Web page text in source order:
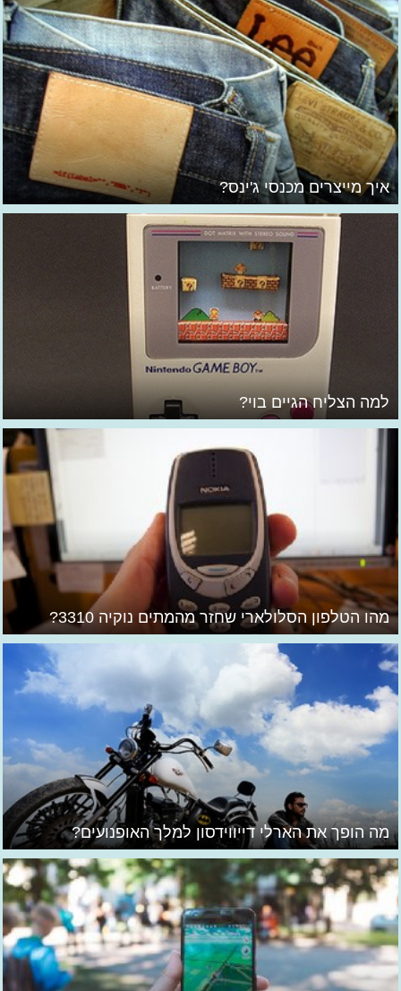
איך מייצרים מכנסי ג'ינס?
למה הצליח הגיים בוי?
מהו הטלפון הסלולארי שחזר מהמתים נוקיה 3310?
מה הופך את הארלי דייווידסון למלך האופנועים?